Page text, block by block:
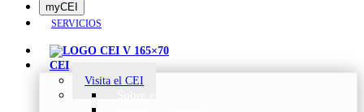
myCEI
SERVICIOS
CEI
Visita el CEI